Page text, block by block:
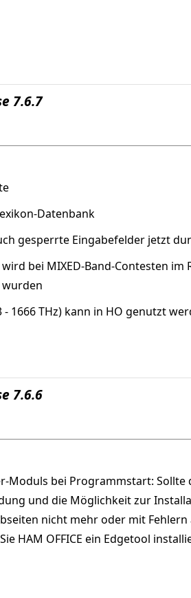
7.6.7
Datenbank
gesperrte Eingabefelder jetzt
bei MIXED-Band-Contesten
- 1666 THz) kann in HO genutzt
7.6.6
Moduls bei Programmstart:
und die Möglichkeit zur
nicht mehr oder mit
HAM OFFICE ein Edgetool